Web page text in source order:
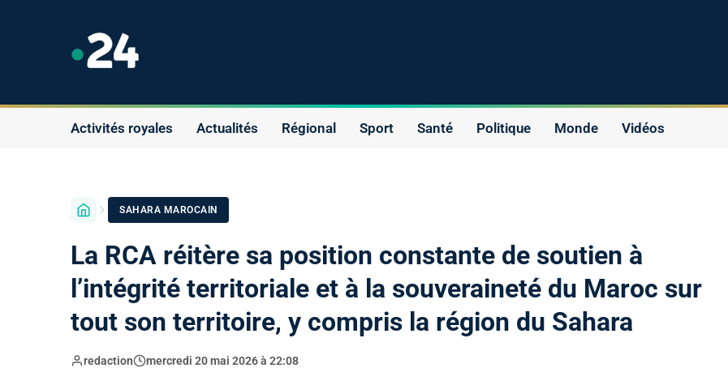
Activités royales Actualités Régional Sport Santé Politique Monde Vidéos
SAHARA MAROCAIN
La RCA réitère sa position constante de soutien à
l’intégrité territoriale et à la souveraineté du Maroc sur
tout son territoire, y compris la région du Sahara
redaction mercredi 20 mai 2026 à 22:08